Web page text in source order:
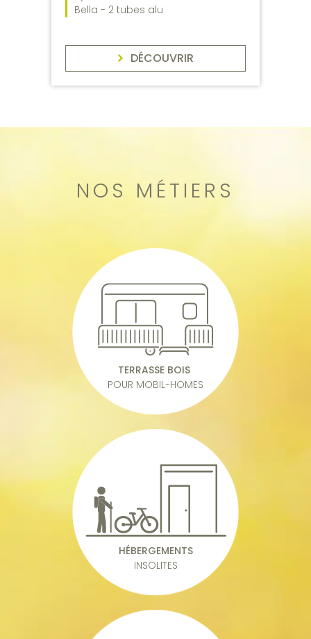
Bella - 2 tubes alu
DÉCOUVRIR
NOS MÉTIERS
TERRASSE BOIS
POUR MOBIL-HOMES
HÉBERGEMENTS
INSOLITES